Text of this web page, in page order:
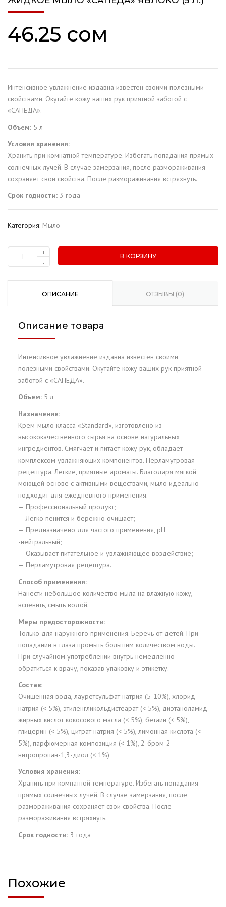
46.25 сом
Интенсивное увлажнение издавна известен своими полезными
свойствами. Окутайте кожу ваших рук приятной заботой с
«САПЕДА».
Объем: 5 л
Условия хранения:
Хранить при комнатной температуре. Избегать попадания прямых
солнечных лучей. В случае замерзания, после размораживания
сохраняет свои свойства. После размораживания встряхнуть.
Срок годности: 3 года
Категория: Мыло
Количество
Жидкое
+
-
В КОРЗИНУ
ОПИСАНИЕ ОТЗЫВЫ (0)
Описание товара
Интенсивное увлажнение издавна известен своими
полезными свойствами. Окутайте кожу ваших рук приятной
заботой с «САПЕДА».
Объем: 5 л
Назначение:
Крем-мыло класса «Standard», изготовлено из
высококачественного сырья на основе натуральных
ингредиентов. Смягчает и питает кожу рук, обладает
комплексом увлажняющих компонентов. Перламутровая
рецептура. Легкие, приятные ароматы. Благодаря мягкой
моющей основе с активными веществами, мыло идеально
подходит для ежедневного применения.
— Профессиональный продукт;
— Легко пенится и бережно очищает;
— Предназначено для частого применения, рН
-нейтральный;
— Оказывает питательное и увлажняющее воздействие;
— Перламутровая рецептура.
Способ применения:
Нанести небольшое количество мыла на влажную кожу,
вспенить, смыть водой.
Меры предосторожности:
Только для наружного применения. Беречь от детей. При
попадании в глаза промыть большим количеством воды.
При случайном употреблении внутрь немедленно
обратиться к врачу, показав упаковку и этикетку.
Состав:
Очищенная вода, лауретсульфат натрия (5-10%), хлорид
натрия (< 5%), этиленгликольдистеарат (< 5%), диэтаноламид
жирных кислот кокосового масла (< 5%), бетаин (< 5%),
глицерин (< 5%), цитрат натрия (< 5%), лимонная кислота (<
5%), парфюмерная композиция (< 1%), 2-бром-2-
нитропропан-1,3-диол (< 1%)
Условия хранения:
Хранить при комнатной температуре. Избегать попадания
прямых солнечных лучей. В случае замерзания, после
размораживания сохраняет свои свойства. После
размораживания встряхнуть.
Срок годности: 3 года
Похожие